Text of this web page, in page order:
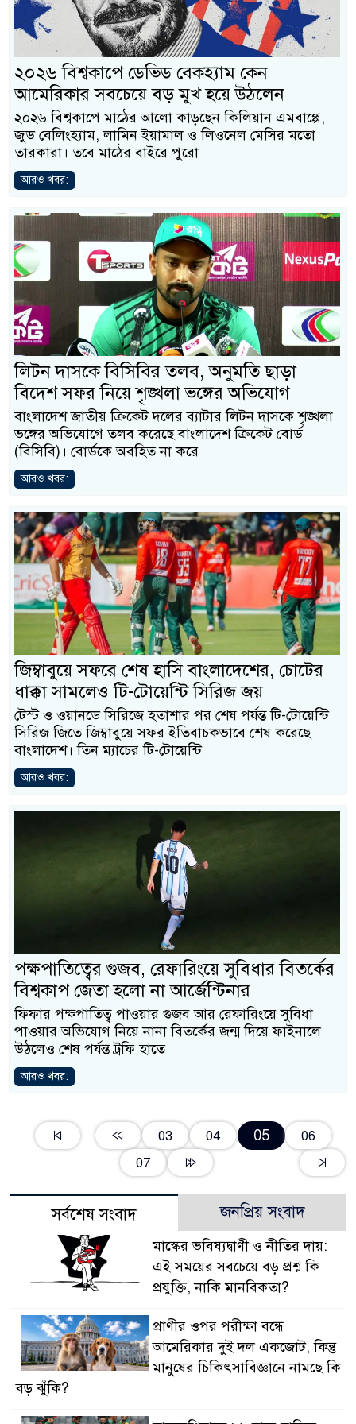
২০২৬ বিশ্বকাপে ডেভিড বেকহ্যাম কেন
আমেরিকার সবচেয়ে বড় মুখ হয়ে উঠলেন
২০২৬ বিশ্বকাপে মাঠের আলো কাড়ছেন কিলিয়ান এমবাপ্পে,
জুড বেলিংহ্যাম, লামিন ইয়ামাল ও লিওনেল মেসির মতো
তারকারা। তবে মাঠের বাইরে পুরো
আরও খবর:
লিটন দাসকে বিসিবির তলব, অনুমতি ছাড়া
বিদেশ সফর নিয়ে শৃঙ্খলা ভঙ্গের অভিযোগ
বাংলাদেশ জাতীয় ক্রিকেট দলের ব্যাটার লিটন দাসকে শৃঙ্খলা
ভঙ্গের অভিযোগে তলব করেছে বাংলাদেশ ক্রিকেট বোর্ড
(বিসিবি)। বোর্ডকে অবহিত না করে
আরও খবর:
জিম্বাবুয়ে সফরে শেষ হাসি বাংলাদেশের, চোটের
ধাক্কা সামলেও টি-টোয়েন্টি সিরিজ জয়
টেস্ট ও ওয়ানডে সিরিজে হতাশার পর শেষ পর্যন্ত টি-টোয়েন্টি
সিরিজ জিতে জিম্বাবুয়ে সফর ইতিবাচকভাবে শেষ করেছে
বাংলাদেশ। তিন ম্যাচের টি-টোয়েন্টি
আরও খবর:
পক্ষপাতিত্বের গুজব, রেফারিংয়ে সুবিধার বিতর্কের
বিশ্বকাপ জেতা হলো না আর্জেন্টিনার
ফিফার পক্ষপাতিত্ব পাওয়ার গুজব আর রেফারিংয়ে সুবিধা
পাওয়ার অভিযোগ নিয়ে নানা বিতর্কের জন্ম দিয়ে ফাইনালে
উঠলেও শেষ পর্যন্ত ট্রফি হাতে
আরও খবর:
03 04 05
06
07
সর্বশেষ সংবাদ জনপ্রিয় সংবাদ
মাস্কের ভবিষ্যদ্বাণী ও নীতির দায়:
এই সময়ের সবচেয়ে বড় প্রশ্ন কি
প্রযুক্তি, নাকি মানবিকতা?
প্রাণীর ওপর পরীক্ষা বন্ধে
আমেরিকার দুই দল একজোট, কিন্তু
মানুষের চিকিৎসাবিজ্ঞানে নামছে কি
বড় ঝুঁকি?